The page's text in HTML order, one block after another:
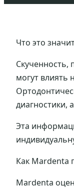
Что это
Скученность,
могут влиять
диагностики,
Эта
Как Mardenta
Mardenta